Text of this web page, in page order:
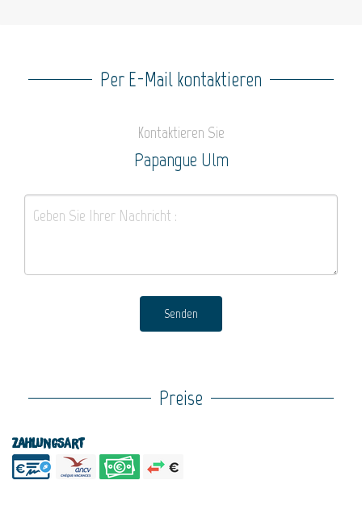
Per E-Mail kontaktieren
Kontaktieren Sie
Papangue Ulm
Senden
Preise
Zahlungsart